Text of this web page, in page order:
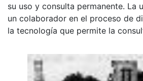
su uso y consulta permanente. La
un colaborador en el proceso de
la tecnología que permite la